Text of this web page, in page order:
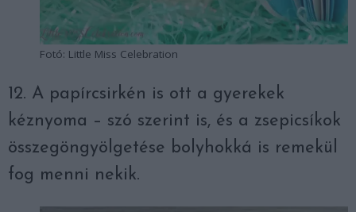
Fotó: Little Miss Celebration
12. A papírcsirkén is ott a gyerekek
kéznyoma – szó szerint is, és a zsepicsíkok
összegöngyölgetése bolyhokká is remekül
fog menni nekik.